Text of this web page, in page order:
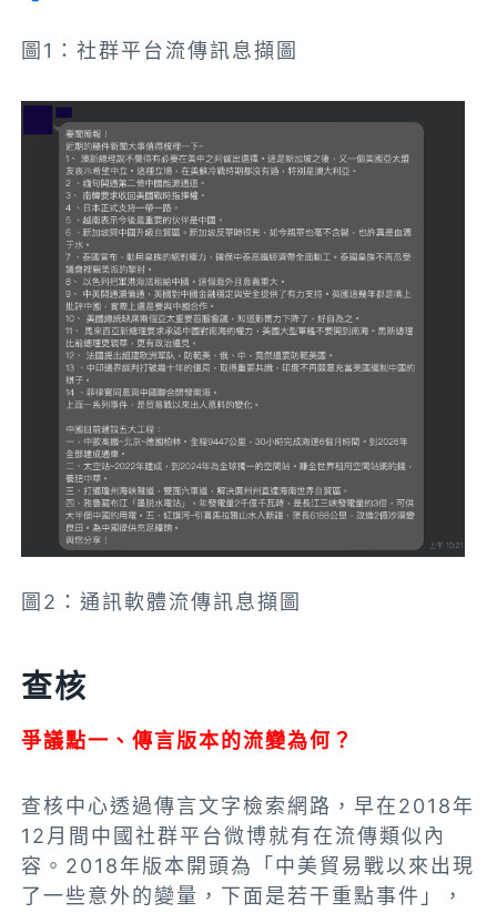
圖1：社群平台流傳訊息擷圖
圖2：通訊軟體流傳訊息擷圖
查核
爭議點一、傳言版本的流變為何？
查核中心透過傳言文字檢索網路，早在2018年
12月間中國社群平台微博就有在流傳類似內
容。2018年版本開頭為「中美貿易戰以來出現
了一些意外的變量，下面是若干重點事件」，